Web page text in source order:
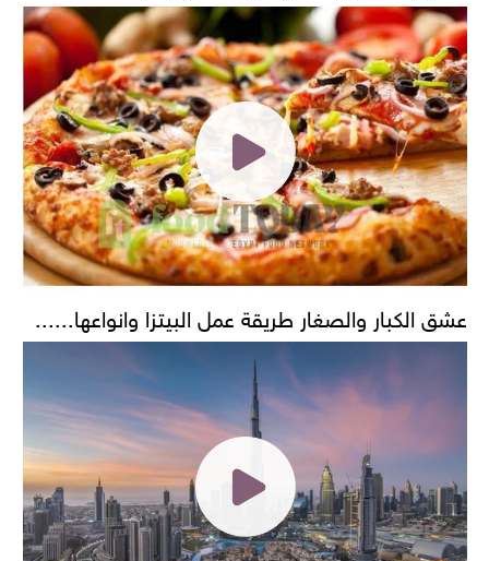
عشق الكبار والصغار طريقة عمل البيتزا وانواعها......